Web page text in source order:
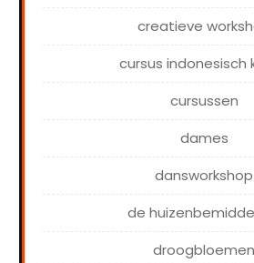
creatieve
cursus indonesisch
cursussen
dames
dansworkshop
de
droogbloemen